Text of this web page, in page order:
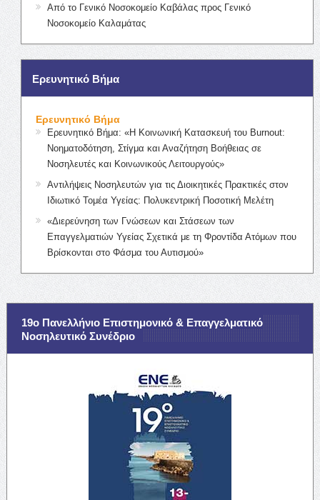
Από το Γενικό Νοσοκομείο Καβάλας προς Γενικό
Νοσοκομείο Καλαμάτας
Ερευνητικό Βήμα
Ερευνητικό Βήμα
Ερευνητικό Βήμα: «Η Κοινωνική Κατασκευή του Burnout:
Νοηματοδότηση, Στίγμα και Αναζήτηση Βοήθειας σε
Νοσηλευτές και Κοινωνικούς Λειτουργούς»
Αντιλήψεις Νοσηλευτών για τις Διοικητικές Πρακτικές στον
Ιδιωτικό Τομέα Υγείας: Πολυκεντρική Ποσοτική Μελέτη
«Διερεύνηση των Γνώσεων και Στάσεων των
Επαγγελματιών Υγείας Σχετικά με τη Φροντίδα Ατόμων που
Βρίσκονται στο Φάσμα του Αυτισμού»
19ο Πανελλήνιο Επιστημονικό & Επαγγελματικό
Νοσηλευτικό Συνέδριο